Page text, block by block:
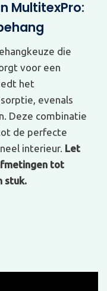
MultitexPro:
die
voor een
het
evenals
Deze combinatie
de perfecte
interieur. Let
tot
stuk.